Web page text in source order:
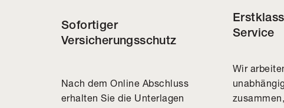
Sofortiger
Versicherungsschutz
Nach dem Online Abschluss
erhalten Sie die Unterlagen
Service
Wir